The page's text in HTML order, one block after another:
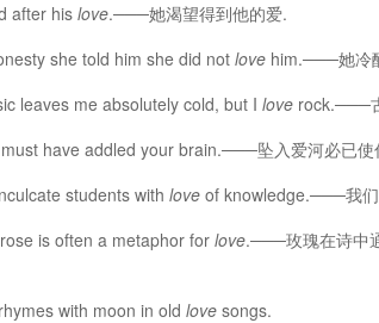
after hislove.───她渴望得到他的爱.
she told him she did not love him.───她冷
leaves me absolutely cold, but I love rock.───
must have addled your brain.───坠入爱河必已使
students with love of knowledge.───我
is often a metaphor for love.───玫瑰在诗中
with moon in old love songs.